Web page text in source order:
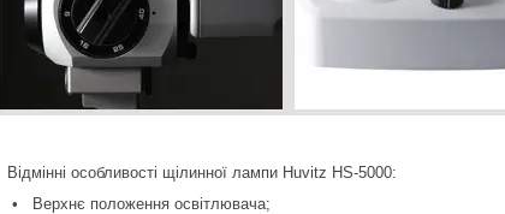
Відмінні особливості щілинної лампи Huvitz HS-5000:
• Верхнє положення освітлювача;